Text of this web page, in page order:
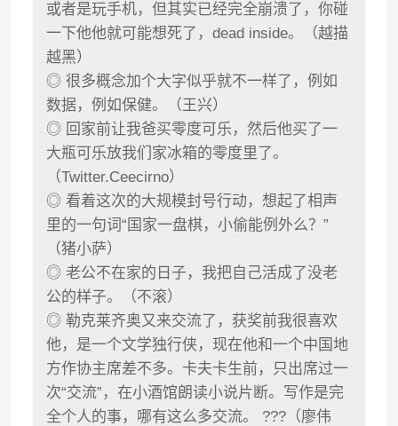
或者是玩手机，但其实已经完全崩溃了，你碰
一下他他就可能想死了，dead inside。（越描
越黑）
◎ 很多概念加个大字似乎就不一样了，例如
数据，例如保健。（王兴）
◎ 回家前让我爸买零度可乐，然后他买了一
大瓶可乐放我们家冰箱的零度里了。
（Twitter.Ceecirno）
◎ 看着这次的大规模封号行动，想起了相声
里的一句词“国家一盘棋，小偷能例外么？”
（猪小萨）
◎ 老公不在家的日子，我把自己活成了没老
公的样子。（不滚）
◎ 勒克莱齐奥又来交流了，获奖前我很喜欢
他，是一个文学独行侠，现在他和一个中国地
方作协主席差不多。卡夫卡生前，只出席过一
次“交流”，在小酒馆朗读小说片断。写作是完
全个人的事，哪有这么多交流。 ???（廖伟